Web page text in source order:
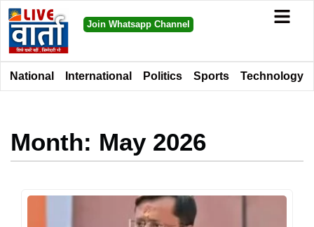
Join Whatsapp Channel
National International Politics Sports Technology
Month: May 2026